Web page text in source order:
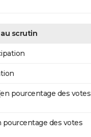
scrutin
pourcentage des votes
pourcentage des votes